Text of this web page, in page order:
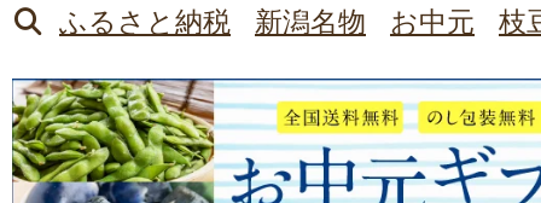
ふるさと納税 新潟名物 お中元 枝